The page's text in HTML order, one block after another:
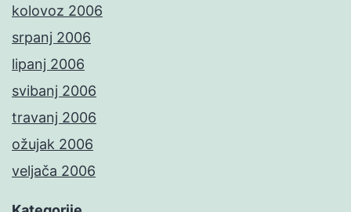
kolovoz 2006
srpanj 2006
lipanj 2006
svibanj 2006
travanj 2006
ožujak 2006
veljača 2006